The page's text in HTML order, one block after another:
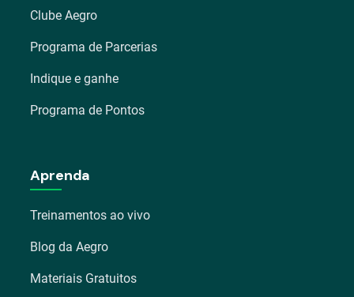
Clube Aegro
Programa de Parcerias
Indique e ganhe
Programa de Pontos
Aprenda
Treinamentos ao vivo
Blog da Aegro
Materiais Gratuitos